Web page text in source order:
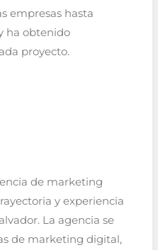
empresas hasta
ha obtenido
proyecto.
de marketing
y experiencia
La agencia se
de marketing digital,